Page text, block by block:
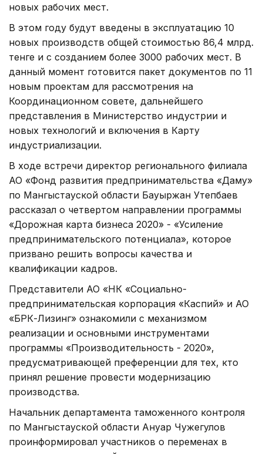
новых рабочих мест.
В этом году будут введены в эксплуатацию 10
новых производств общей стоимостью 86,4 млрд.
тенге и с созданием более 3000 рабочих мест. В
данный момент готовится пакет документов по 11
новым проектам для рассмотрения на
Координационном совете, дальнейшего
представления в Министерство индустрии и
новых технологий и включения в Карту
индустриализации.
В ходе встречи директор регионального филиала
АО «Фонд развития предпринимательства «Даму»
по Мангыстауской области Бауыржан Утепбаев
рассказал о четвертом направлении программы
«Дорожная карта бизнеса 2020» - «Усиление
предпринимательского потенциала», которое
призвано решить вопросы качества и
квалификации кадров.
Представители АО «НК «Социально-
предпринимательская корпорация «Каспий» и АО
«БРК-Лизинг» ознакомили с механизмом
реализации и основными инструментами
программы «Производительность - 2020»,
предусматривающей преференции для тех, кто
принял решение провести модернизацию
производства.
Начальник департамента таможенного контроля
по Мангыстауской области Ануар Чужегулов
проинформировал участников о переменах в